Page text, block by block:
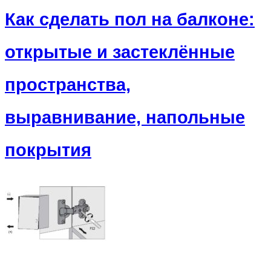
Как сделать пол на балконе:
открытые и застеклённые
пространства,
выравнивание, напольные
покрытия